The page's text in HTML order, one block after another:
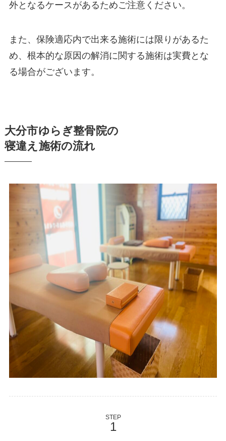
外となるケースがあるためご注意ください。
また、保険適応内で出来る施術には限りがあるた
め、根本的な原因の解消に関する施術は実費とな
る場合がございます。
大分市ゆらぎ整骨院の
寝違え施術の流れ
STEP